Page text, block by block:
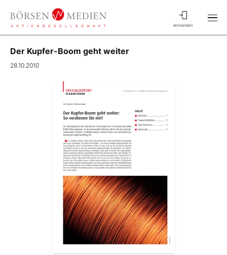
Anmelden
Der Kupfer-Boom geht weiter
28.10.2010